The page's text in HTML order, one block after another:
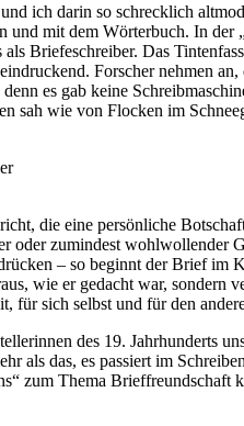
ich darin so schrecklich
mit dem Wörterbuch. In
Briefeschreiber. Das
Forscher nehmen an,
es gab keine
sah wie von Flocken im
die eine persönliche
oder zumindest
– so beginnt der Brief im
wie er gedacht war, sondern
für sich selbst und für den
des 19. Jahrhunderts
als das, es passiert im
zum Thema